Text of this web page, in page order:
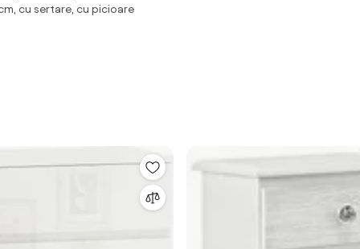
cu sertare, cu picioare